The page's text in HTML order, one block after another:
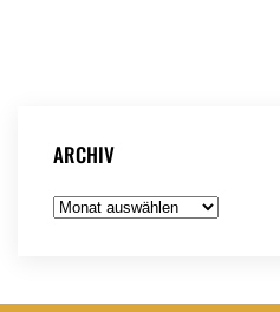
ARCHIV
Archiv